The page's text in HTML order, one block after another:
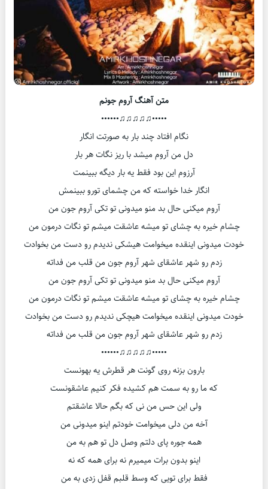
متن آهنگ آروم جونم
•••••♫♫♫♫♫••••••
نگام افتاد چند بار به صورتت انگار
دل من آروم میشد با ریز نگات هر بار
آرزوم این بود فقط یه بار دیگه ببینمت
انگار خدا خواسته که من چشمای تورو ببینمش
آروم میکنی حال بد منو میدونی تو تکی آروم جون من
چشام خیره به چشای تو میشه عاشقت میشم تو نگات درمون من
خودت میدونی اینقده میخوامت هیشکی ندیدم رو دست من بخوادت
زدم رو شهر عاشقای شهر آروم جون من قلب من فداته
آروم میکنی حال بد منو میدونی تو تکی آروم جون من
چشام خیره به چشای تو میشه عاشقت میشم تو نگات درمون من
خودت میدونی اینقده میخوامت هیچکی ندیدم رو دست من بخوادت
زدم رو شهر عاشقای شهر آروم جون من قلب من فداته
•••••♫♫♫♫♫••••••
بارون بزنه روی گونت هر قطرش یه بهونست
که ما رو به سمت هم کشیده فکر کنیم عاشقونست
ولی این حس من نی که بگم حالا عاشقتم
آخه من دلی میخوامت خودتم اینو میدونی من
همه جوره پای دلتم وصل دل تو هم به من
اینو بدون برات میمیرم نه برای همه که نه
فقط برای تویی که وسط قلبم قفل زدی به من